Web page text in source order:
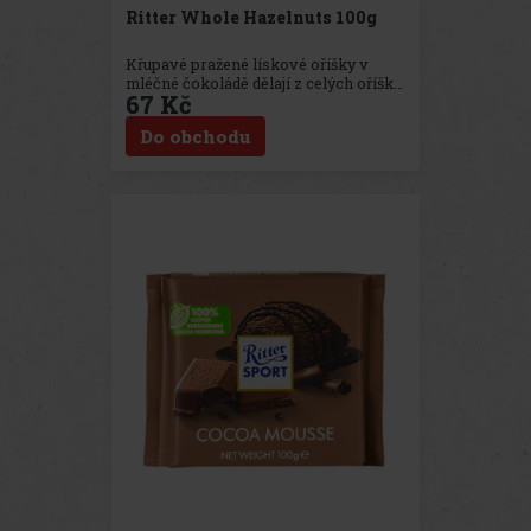
Ritter Whole Hazelnuts 100g
Křupavé pražené lískové oříšky v
mléčné čokoládě dělají z celých oříšků
Ritter Sport absolutního favorita v
naší nabídce. Je to díky mimořádně
vysokým nárokům na kvalitu, které na
ořechy klademe? Nebo je to jednoduše
67 Kč
Do obchodu